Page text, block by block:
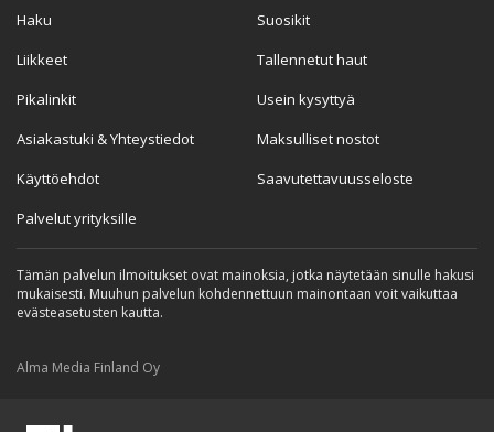
Haku
Liikkeet
Pikalinkit
Asiakastuki & Yhteystiedot
Käyttöehdot
Palvelut yrityksille
Suosikit
Tallennetut haut
Usein kysyttyä
Maksulliset nostot
Saavutettavuusseloste
Tämän palvelun ilmoitukset ovat mainoksia, jotka näytetään sinulle hakusi
mukaisesti. Muuhun palvelun kohdennettuun mainontaan voit vaikuttaa
evästeasetusten kautta.
Alma Media Finland Oy